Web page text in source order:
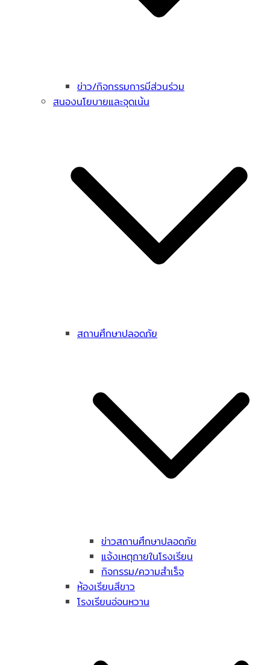
ข่าว/กิจกรรมการมีส่วนร่วม
สนองนโยบายและจุดเน้น
สถานศึกษาปลอดภัย
ข่าวสถานศึกษาปลอดภัย
แจ้งเหตุภายในโรงเรียน
กิจกรรม/ความสำเร็จ
ห้องเรียนสีขาว
โรงเรียนอ่อนหวาน